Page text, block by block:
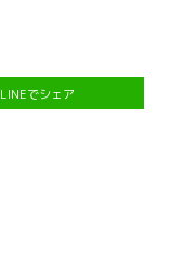
LINEでシェア